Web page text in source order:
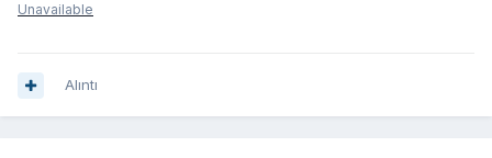
Unavailable
Alıntı